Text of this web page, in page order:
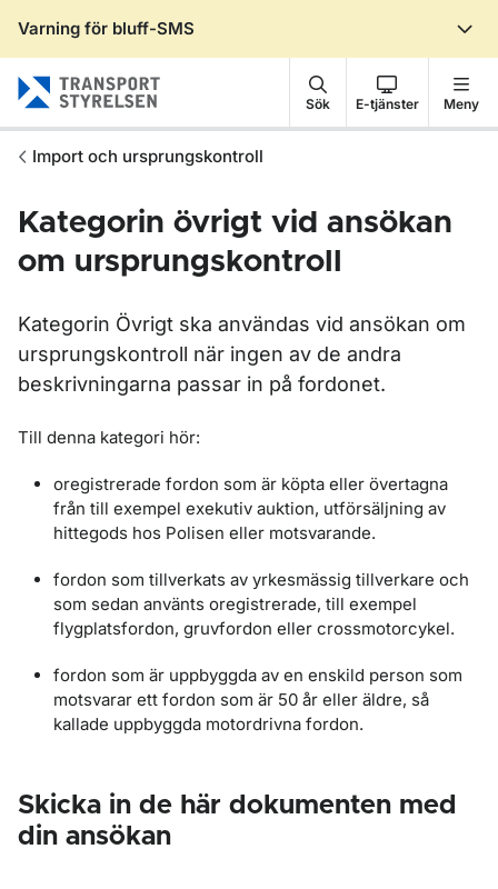
Varning för bluff-SMS
Sök E-tjänster Meny
Import och ursprungskontroll
Kategorin övrigt vid ansökan
om ursprungskontroll
Kategorin Övrigt ska användas vid ansökan om
ursprungskontroll när ingen av de andra
beskrivningarna passar in på fordonet.
Till denna kategori hör:
oregistrerade fordon som är köpta eller övertagna
från till exempel exekutiv auktion, utförsäljning av
hittegods hos Polisen eller motsvarande.
fordon som tillverkats av yrkesmässig tillverkare och
som sedan använts oregistrerade, till exempel
flygplatsfordon, gruvfordon eller crossmotorcykel.
fordon som är uppbyggda av en enskild person som
motsvarar ett fordon som är 50 år eller äldre, så
kallade uppbyggda motordrivna fordon.
Skicka in de här dokumenten med
din ansökan